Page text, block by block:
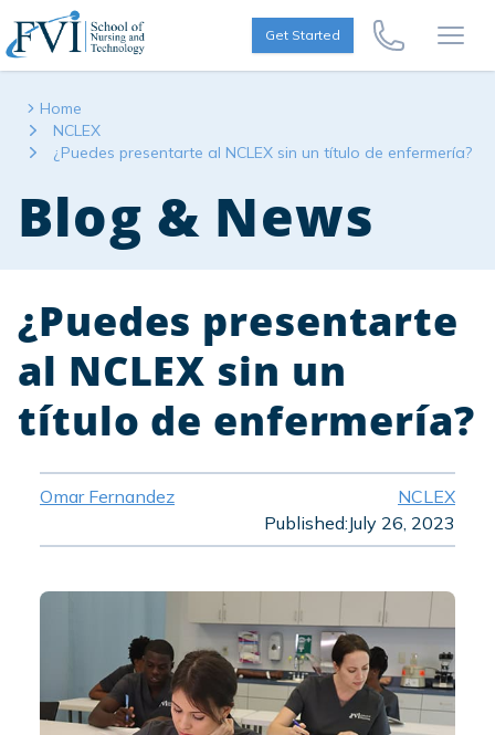
Skip to content
FVI School of Nursing
Get Started
Call Us Now
Home
NCLEX
¿Puedes presentarte al NCLEX sin un título de enfermería?
Blog & News
¿Puedes presentarte
al NCLEX sin un
título de enfermería?
Omar Fernandez
NCLEX
Published:July 26, 2023